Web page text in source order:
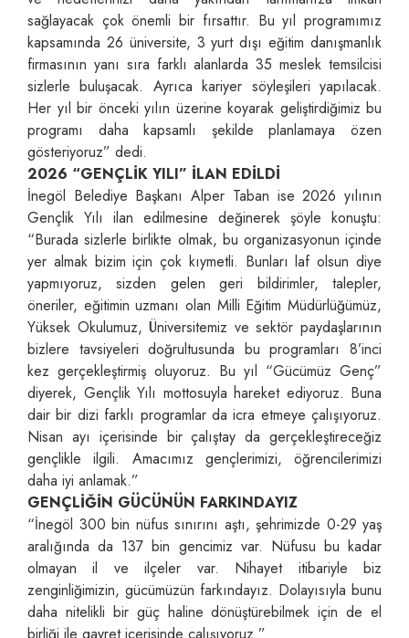
sağlayacak çok önemli bir fırsattır. Bu yıl programımız
kapsamında 26 üniversite, 3 yurt dışı eğitim danışmanlık
firmasının yanı sıra farklı alanlarda 35 meslek temsilcisi
sizlerle buluşacak. Ayrıca kariyer söyleşileri yapılacak.
Her yıl bir önceki yılın üzerine koyarak geliştirdiğimiz bu
programı daha kapsamlı şekilde planlamaya özen
gösteriyoruz” dedi.
2026 “GENÇLİK YILI” İLAN EDİLDİ
İnegöl Belediye Başkanı Alper Taban ise 2026 yılının
Gençlik Yılı ilan edilmesine değinerek şöyle konuştu:
“Burada sizlerle birlikte olmak, bu organizasyonun içinde
yer almak bizim için çok kıymetli. Bunları laf olsun diye
yapmıyoruz, sizden gelen geri bildirimler, talepler,
öneriler, eğitimin uzmanı olan Milli Eğitim Müdürlüğümüz,
Yüksek Okulumuz, Üniversitemiz ve sektör paydaşlarının
bizlere tavsiyeleri doğrultusunda bu programları 8’inci
kez gerçekleştirmiş oluyoruz. Bu yıl “Gücümüz Genç”
diyerek, Gençlik Yılı mottosuyla hareket ediyoruz. Buna
dair bir dizi farklı programlar da icra etmeye çalışıyoruz.
Nisan ayı içerisinde bir çalıştay da gerçekleştireceğiz
gençlikle ilgili. Amacımız gençlerimizi, öğrencilerimizi
daha iyi anlamak.”
GENÇLİĞİN GÜCÜNÜN FARKINDAYIZ
“İnegöl 300 bin nüfus sınırını aştı, şehrimizde 0-29 yaş
aralığında da 137 bin gencimiz var. Nüfusu bu kadar
olmayan il ve ilçeler var. Nihayet itibariyle biz
zenginliğimizin, gücümüzün farkındayız. Dolayısıyla bunu
daha nitelikli bir güç haline dönüştürebilmek için de el